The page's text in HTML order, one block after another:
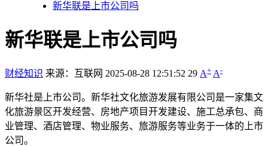
新华联是上市公司吗
新华联是上市公司吗
财经知识 来源：互联网 2025-08-28 12:51:52 29 A+ A-
新华社是上市公司。新华社文化旅游发展有限公司是一家集文
化旅游景区开发经营、房地产项目开发建设、施工总承包、商
业管理、酒店管理、物业服务、旅游服务等业务于一体的上市
公司。